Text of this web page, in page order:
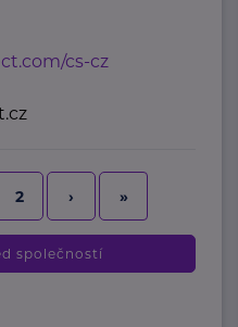
cs-cz
2 › »
společností